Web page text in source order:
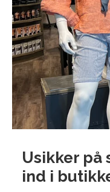
Usikker på
ind i